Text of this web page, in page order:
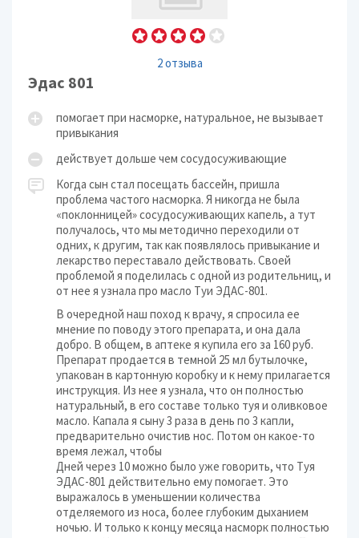
2 отзыва
Эдас 801
помогает при насморке, натуральное, не вызывает
привыкания
действует дольше чем сосудосуживающие
Когда сын стал посещать бассейн, пришла
проблема частого насморка. Я никогда не была
«поклонницей» сосудосуживающих капель, а тут
получалось, что мы методично переходили от
одних, к другим, так как появлялось привыкание и
лекарство переставало действовать. Своей
проблемой я поделилась с одной из родительниц, и
от нее я узнала про масло Туи ЭДАС-801.
В очередной наш поход к врачу, я спросила ее
мнение по поводу этого препарата, и она дала
добро. В общем, в аптеке я купила его за 160 руб.
Препарат продается в темной 25 мл бутылочке,
упакован в картонную коробку и к нему прилагается
инструкция. Из нее я узнала, что он полностью
натуральный, в его составе только туя и оливковое
масло. Капала я сыну 3 раза в день по 3 капли,
предварительно очистив нос. Потом он какое-то
время лежал, чтобы
Дней через 10 можно было уже говорить, что Туя
ЭДАС-801 действительно ему помогает. Это
выражалось в уменьшении количества
отделяемого из носа, более глубоким дыханием
ночью. И только к концу месяца насморк полностью